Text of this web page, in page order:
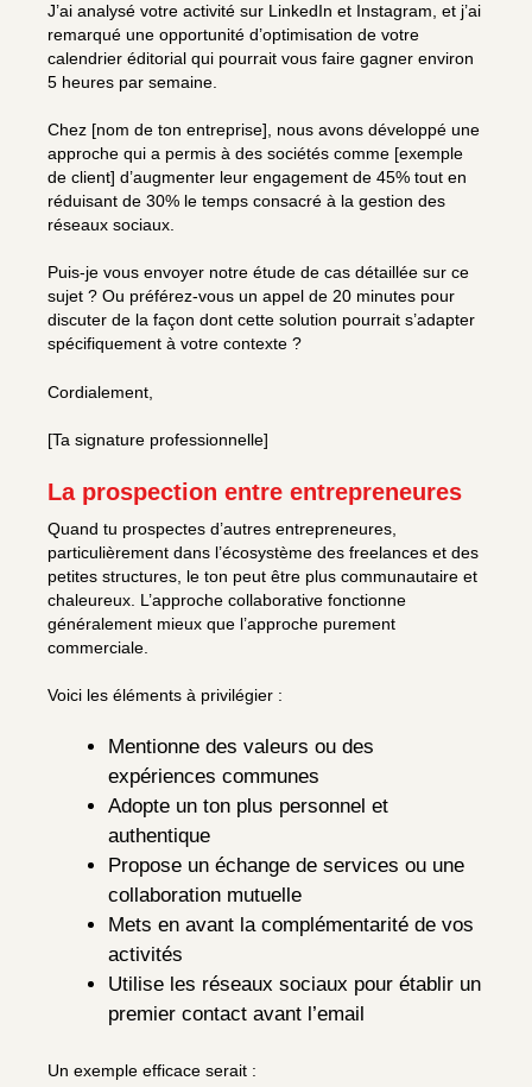
J’ai analysé votre activité sur LinkedIn et Instagram, et j’ai
remarqué une opportunité d’optimisation de votre
calendrier éditorial qui pourrait vous faire gagner environ
5 heures par semaine.
Chez [nom de ton entreprise], nous avons développé une
approche qui a permis à des sociétés comme [exemple
de client] d’augmenter leur engagement de 45% tout en
réduisant de 30% le temps consacré à la gestion des
réseaux sociaux.
Puis-je vous envoyer notre étude de cas détaillée sur ce
sujet ? Ou préférez-vous un appel de 20 minutes pour
discuter de la façon dont cette solution pourrait s’adapter
spécifiquement à votre contexte ?
Cordialement,
[Ta signature professionnelle]
La prospection entre entrepreneures
Quand tu prospectes d’autres entrepreneures,
particulièrement dans l’écosystème des freelances et des
petites structures, le ton peut être plus communautaire et
chaleureux. L’approche collaborative fonctionne
généralement mieux que l’approche purement
commerciale.
Voici les éléments à privilégier :
Mentionne des valeurs ou des
expériences communes
Adopte un ton plus personnel et
authentique
Propose un échange de services ou une
collaboration mutuelle
Mets en avant la complémentarité de vos
activités
Utilise les réseaux sociaux pour établir un
premier contact avant l’email
Un exemple efficace serait :